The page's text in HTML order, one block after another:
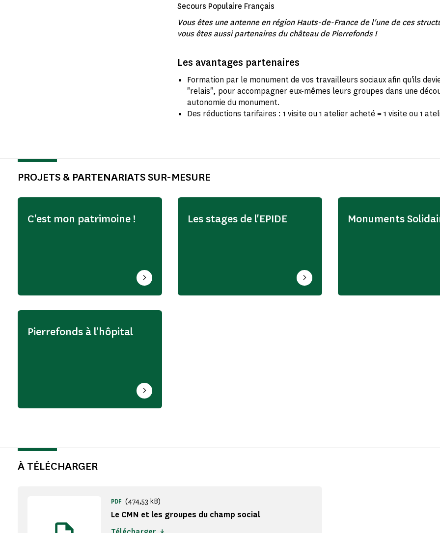
Secours Populaire Français
Vous êtes une antenne en région Hauts-de-France de l'une de ces
vous êtes aussi partenaires du château de Pierrefonds !
Les avantages partenaires
Formation par le monument de vos travailleurs sociaux afin qu'ils
"relais", pour accompagner eux-mêmes leurs groupes dans une
autonomie du monument.
Des réductions tarifaires : 1 visite ou 1 atelier acheté = 1 visite ou 1
PROJETS & PARTENARIATS SUR-MESURE
C'est mon patrimoine ! Les stages de l'EPIDE Monuments
Pierrefonds à l'hôpital
À TÉLÉCHARGER
Le CMN et les groupes du champ social
PDF (474,53 kB)